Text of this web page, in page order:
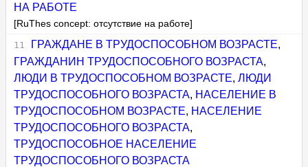
НА РАБОТЕ
[RuThes concept: отсутствие на работе]
ГРАЖДАНЕ В ТРУДОСПОСОБНОМ ВОЗРАСТЕ,
ГРАЖДАНИН ТРУДОСПОСОБНОГО ВОЗРАСТА,
ЛЮДИ В ТРУДОСПОСОБНОМ ВОЗРАСТЕ,ЛЮДИ
ТРУДОСПОСОБНОГО ВОЗРАСТА, НАСЕЛЕНИЕ В
ТРУДОСПОСОБНОМ ВОЗРАСТЕ, НАСЕЛЕНИЕ
ТРУДОСПОСОБНОГО ВОЗРАСТА,
ТРУДОСПОСОБНОЕ НАСЕЛЕНИЕ
ТРУДОСПОСОБНОГО ВОЗРАСТА